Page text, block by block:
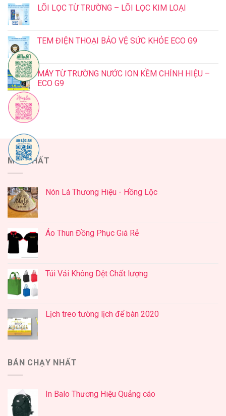
LÕI LỌC TỪ TRƯỜNG – LÕI LỌC KIM LOẠI
TEM ĐIỆN THOẠI BẢO VỆ SỨC KHỎE ECO G9
MÁY TỪ TRƯỜNG NƯỚC ION KỀM CHÍNH HIỆU –
ECO G9
MỚI NHẤT
Nón Lá Thương Hiệu - Hồng Lộc
Áo Thun Đồng Phục Giá Rẻ
Túi Vải Không Dệt Chất lượng
Lịch treo tường lịch để bàn 2020
BÁN CHẠY NHẤT
In Balo Thương Hiệu Quảng cáo